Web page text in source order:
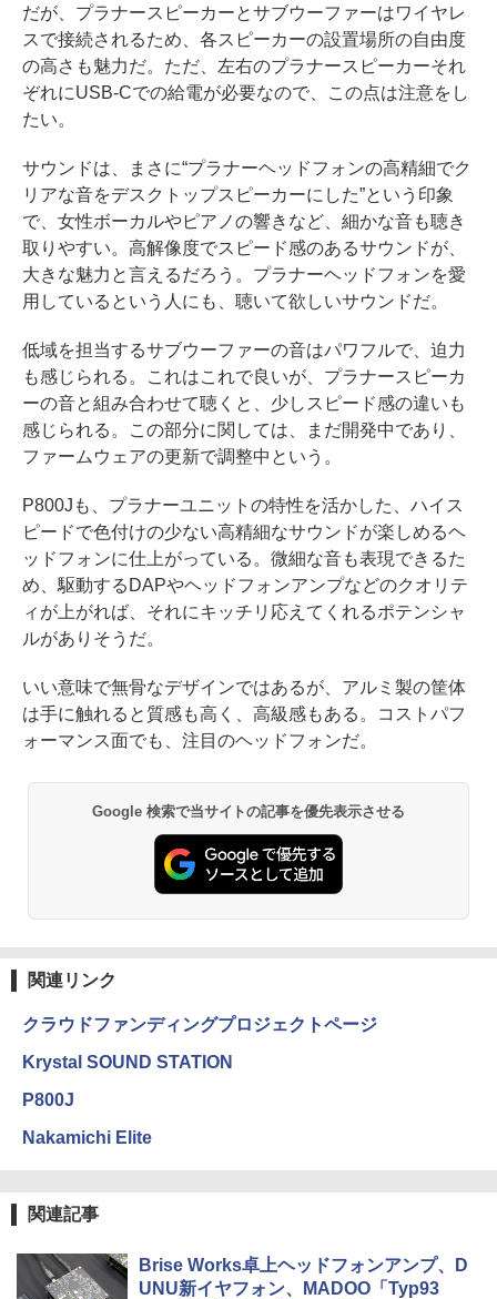
だが、プラナースピーカーとサブウーファーはワイヤレ
スで接続されるため、各スピーカーの設置場所の自由度
の高さも魅力だ。ただ、左右のプラナースピーカーそれ
ぞれにUSB-Cでの給電が必要なので、この点は注意をし
たい。
サウンドは、まさに“プラナーヘッドフォンの高精細でク
リアな音をデスクトップスピーカーにした”という印象
で、女性ボーカルやピアノの響きなど、細かな音も聴き
取りやすい。高解像度でスピード感のあるサウンドが、
大きな魅力と言えるだろう。プラナーヘッドフォンを愛
用しているという人にも、聴いて欲しいサウンドだ。
低域を担当するサブウーファーの音はパワフルで、迫力
も感じられる。これはこれで良いが、プラナースピーカ
ーの音と組み合わせて聴くと、少しスピード感の違いも
感じられる。この部分に関しては、まだ開発中であり、
ファームウェアの更新で調整中という。
P800Jも、プラナーユニットの特性を活かした、ハイス
ピードで色付けの少ない高精細なサウンドが楽しめるヘ
ッドフォンに仕上がっている。微細な音も表現できるた
め、駆動するDAPやヘッドフォンアンプなどのクオリテ
ィが上がれば、それにキッチリ応えてくれるポテンシャ
ルがありそうだ。
いい意味で無骨なデザインではあるが、アルミ製の筐体
は手に触れると質感も高く、高級感もある。コストパフ
ォーマンス面でも、注目のヘッドフォンだ。
Google 検索で当サイトの記事を優先表示させる
関連リンク
クラウドファンディングプロジェクトページ
Krystal SOUND STATION
P800J
Nakamichi Elite
関連記事
Brise Works卓上ヘッドフォンアンプ、D
UNU新イヤフォン、MADOO「Typ93